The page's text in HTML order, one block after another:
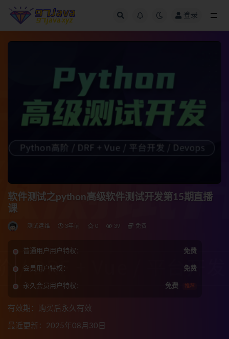
登录
软件测试之python高级软件测试开发第15期直播
课
测试运维 3年前 0 39 免费
普通用户用户特权： 免费
会员用户特权： 免费
永久会员用户特权： 免费 推荐
有效期：购买后永久有效
最近更新：2025年08月30日